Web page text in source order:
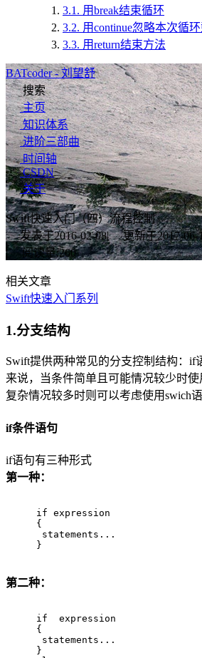
3.1. 用break结束循环
3.2. 用continue忽略本次循
3.3. 用return结束方法
BATcoder - 刘望舒
搜索
主页
知识体系
进阶三部曲
时间轴
CSDN
关于
Swift快速入门（四）流程控制
发表于2016-02-08| 更新于2017-06-
|
阅读量:260
相关文章
Swift快速入门系列
1.分支结构
Swift提供两种常见的分支控制结构：if
来说，当条件简单且可能情况较少时
复杂情况较多时则可以考虑使用swich语
if条件语句
if语句有三种形式
第一种：
if expression
{
statements...
}
第二种：
if
  expression
{
statements...
}